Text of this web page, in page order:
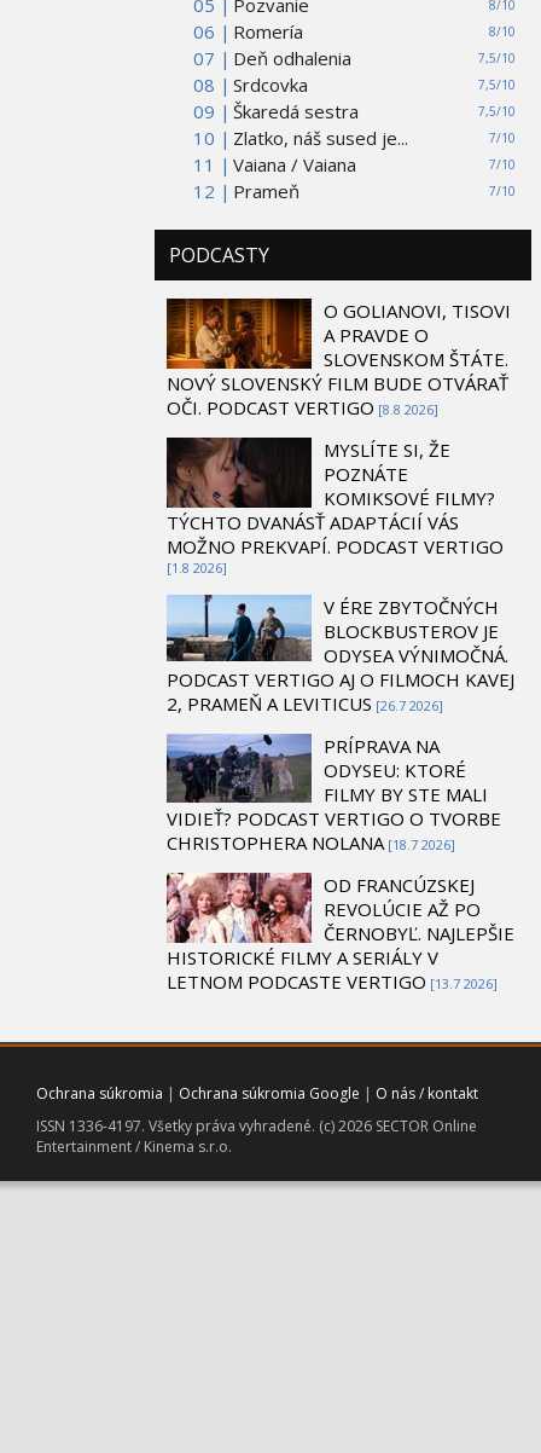
8/10
06 |
8/10
Romería
07 |
7,5/10
Deň odhalenia
08 |
7,5/10
Srdcovka
09 |
7,5/10
Škaredá sestra
10 |
7/10
Zlatko, náš sused je...
11 |
7/10
Vaiana / Vaiana
12 |
7/10
Prameň
PODCASTY
O GOLIANOVI, TISOVI
A PRAVDE O
SLOVENSKOM ŠTÁTE.
NOVÝ SLOVENSKÝ FILM BUDE OTVÁRAŤ
OČI. PODCAST VERTIGO [8.8 2026]
MYSLÍTE SI, ŽE
POZNÁTE
KOMIKSOVÉ FILMY?
TÝCHTO DVANÁSŤ ADAPTÁCIÍ VÁS
MOŽNO PREKVAPÍ. PODCAST VERTIGO
[1.8 2026]
V ÉRE ZBYTOČNÝCH
BLOCKBUSTEROV JE
ODYSEA VÝNIMOČNÁ.
PODCAST VERTIGO AJ O FILMOCH KAVEJ
2, PRAMEŇ A LEVITICUS [26.7 2026]
PRÍPRAVA NA
ODYSEU: KTORÉ
FILMY BY STE MALI
VIDIEŤ? PODCAST VERTIGO O TVORBE
CHRISTOPHERA NOLANA [18.7 2026]
OD FRANCÚZSKEJ
REVOLÚCIE AŽ PO
ČERNOBYĽ. NAJLEPŠIE
HISTORICKÉ FILMY A SERIÁLY V
LETNOM PODCASTE VERTIGO [13.7 2026]
Ochrana súkromia | Ochrana súkromia Google | O nás / kontakt
ISSN 1336-4197. Všetky práva vyhradené. (c) 2026 SECTOR Online
Entertainment / Kinema s.r.o.